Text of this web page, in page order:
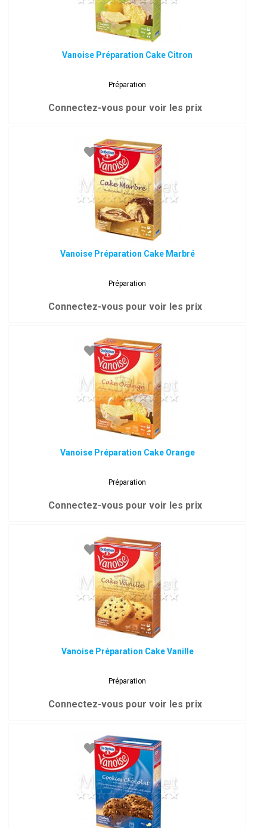
Vanoise Préparation Cake Citron
Préparation
Connectez-vous pour voir les prix
Vanoise Préparation Cake Marbré
Préparation
Connectez-vous pour voir les prix
Vanoise Préparation Cake Orange
Préparation
Connectez-vous pour voir les prix
Vanoise Préparation Cake Vanille
Préparation
Connectez-vous pour voir les prix